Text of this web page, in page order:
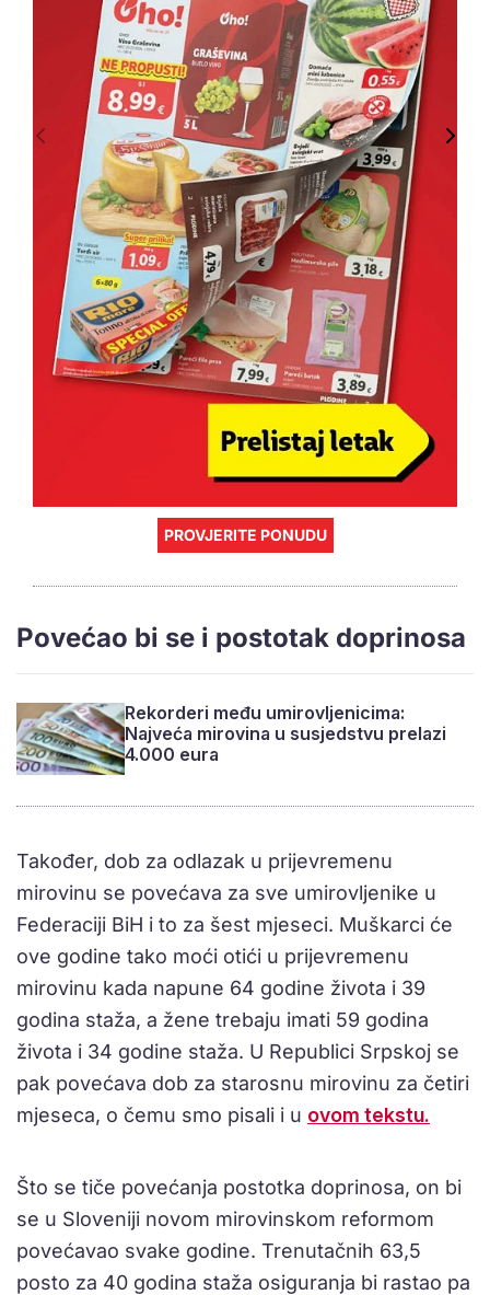
PROVJERITE PONUDU
Povećao bi se i postotak doprinosa
Rekorderi među umirovljenicima:
Najveća mirovina u susjedstvu prelazi
4.000 eura
Također, dob za odlazak u prijevremenu
mirovinu se povećava za sve umirovljenike u
Federaciji BiH i to za šest mjeseci. Muškarci će
ove godine tako moći otići u prijevremenu
mirovinu kada napune 64 godine života i 39
godina staža, a žene trebaju imati 59 godina
života i 34 godine staža. U Republici Srpskoj se
pak povećava dob za starosnu mirovinu za četiri
mjeseca, o čemu smo pisali i u ovom tekstu.
Što se tiče povećanja postotka doprinosa, on bi
se u Sloveniji novom mirovinskom reformom
povećavao svake godine. Trenutačnih 63,5
posto za 40 godina staža osiguranja bi rastao pa